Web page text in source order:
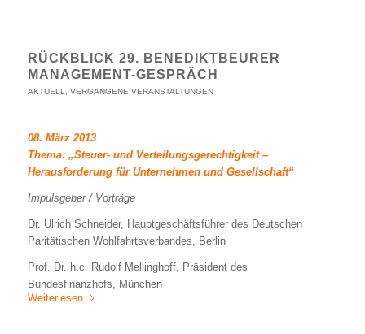
RÜCKBLICK 29. BENEDIKTBEURER
MANAGEMENT-GESPRÄCH
AKTUELL VERGANGENE VERANSTALTUNGEN
08. März 2013
Thema: „Steuer- und Verteilungsgerechtigkeit –
Herausforderung für Unternehmen und Gesellschaft“
Impulsgeber / Vorträge
Dr. Ulrich Schneider, Hauptgeschäftsführer des Deutschen
Paritätischen Wohlfahrtsverbandes, Berlin
Prof. Dr. h.c. Rudolf Mellinghoff, Präsident des
Bundesfinanzhofs, München
Weiterlesen